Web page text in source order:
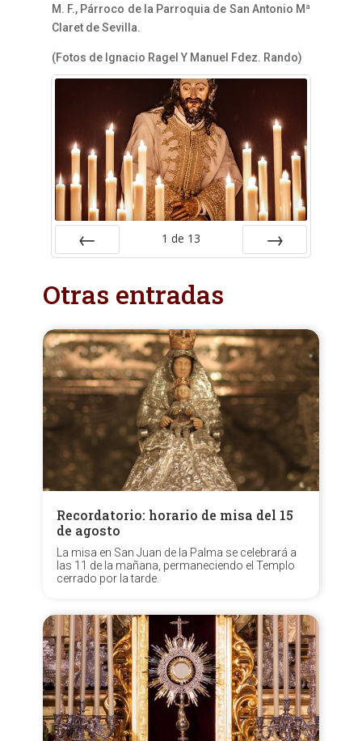
M. F., Párroco de la Parroquia de San Antonio Mª
Claret de Sevilla.
(Fotos de Ignacio Ragel Y Manuel Fdez. Rando)
1 de 13
Otras entradas
Recordatorio: horario de misa del 15
de agosto
La misa en San Juan de la Palma se celebrará a
las 11 de la mañana, permaneciendo el Templo
cerrado por la tarde.